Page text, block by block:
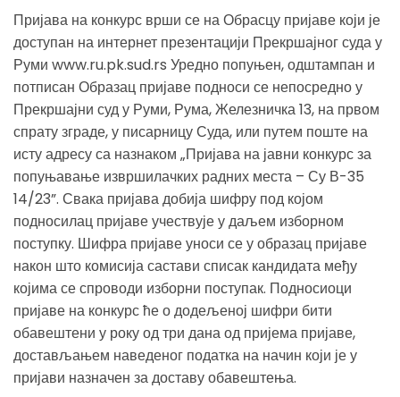
Пријава на конкурс врши се на Обрасцу пријаве који је
доступан на интернет презентацији Прекршајног суда у
Руми www.ru.pk.sud.rs Уредно попуњен, одштампан и
потписан Образац пријаве подноси се непосредно у
Прекршајни суд у Руми, Рума, Железничка 13, на првом
спрату зграде, у писарницу Суда, или путем поште на
исту адресу са назнаком „Пријава на јавни конкурс за
попуњавање извршилачких радних места – Су В-35
14/23”. Свака пријава добија шифру под којом
подносилац пријаве учествује у даљем изборном
поступку. Шифра пријаве уноси се у образац пријаве
након што комисија састави списак кандидата међу
којима се спроводи изборни поступак. Подносиоци
пријаве на конкурс ће о додељеној шифри бити
обавештени у року од три дана од пријема пријаве,
достављањем наведеног податка на начин који је у
пријави назначен за доставу обавештења.